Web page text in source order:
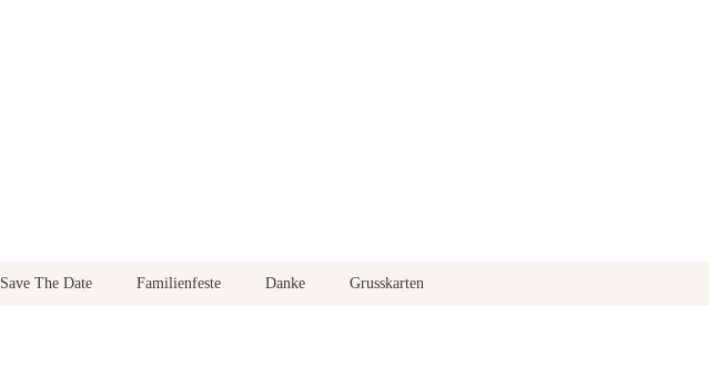
Save The Date Familienfeste Danke Grusskarten